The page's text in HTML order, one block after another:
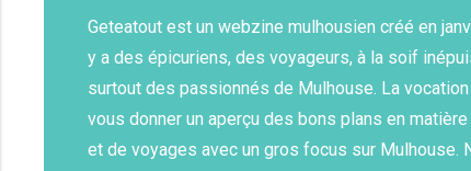
Geteatout est un webzine mulhousien créé en
y a des épicuriens, des voyageurs, à la soif
surtout des passionnés de Mulhouse. La
vous donner un aperçu des bons plans en
et de voyages avec un gros focus sur Mulhouse.